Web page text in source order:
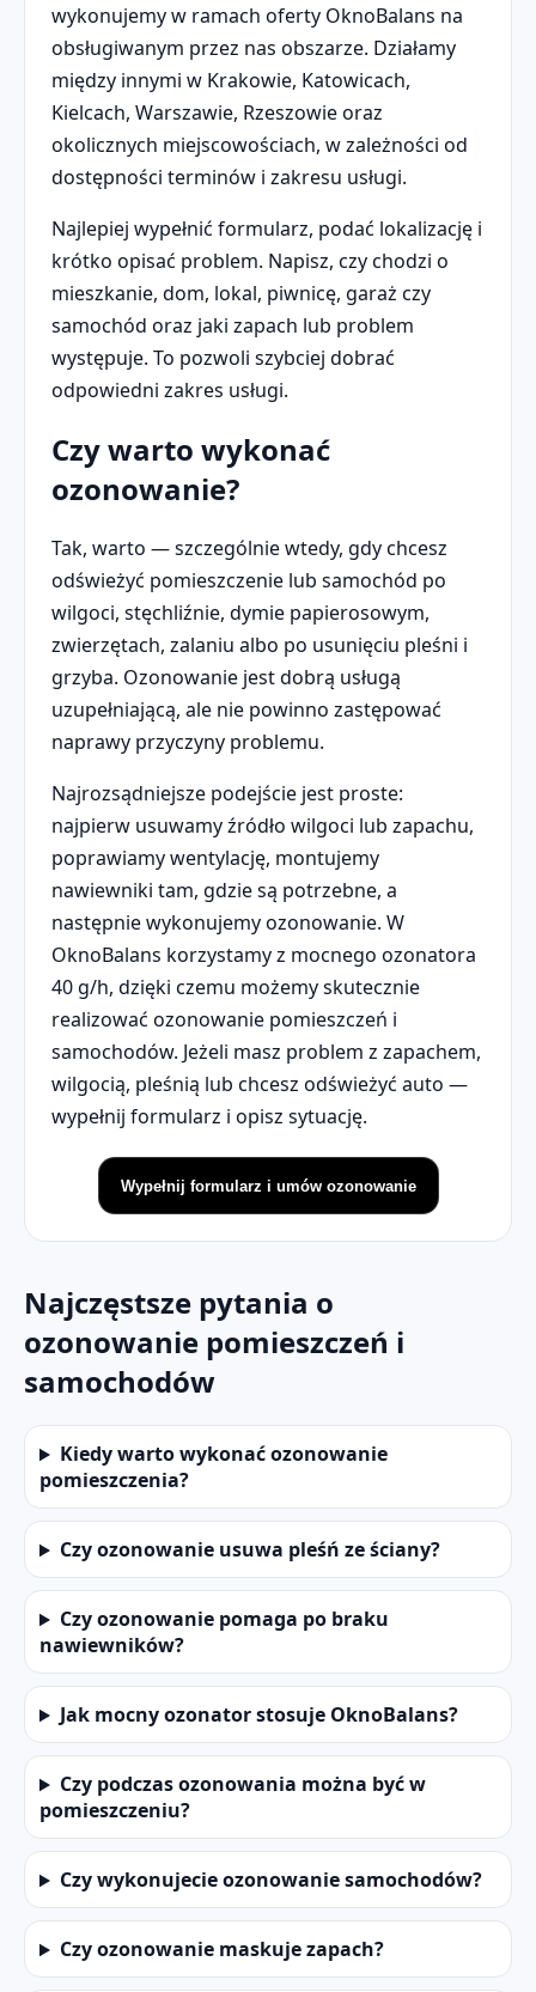
wykonujemy w ramach oferty OknoBalans na
obsługiwanym przez nas obszarze. Działamy
między innymi w Krakowie, Katowicach,
Kielcach, Warszawie, Rzeszowie oraz
okolicznych miejscowościach, w zależności od
dostępności terminów i zakresu usługi.
Najlepiej wypełnić formularz, podać lokalizację i
krótko opisać problem. Napisz, czy chodzi o
mieszkanie, dom, lokal, piwnicę, garaż czy
samochód oraz jaki zapach lub problem
występuje. To pozwoli szybciej dobrać
odpowiedni zakres usługi.
Czy warto wykonać
ozonowanie?
Tak, warto — szczególnie wtedy, gdy chcesz
odświeżyć pomieszczenie lub samochód po
wilgoci, stęchliźnie, dymie papierosowym,
zwierzętach, zalaniu albo po usunięciu pleśni i
grzyba. Ozonowanie jest dobrą usługą
uzupełniającą, ale nie powinno zastępować
naprawy przyczyny problemu.
Najrozsądniejsze podejście jest proste:
najpierw usuwamy źródło wilgoci lub zapachu,
poprawiamy wentylację, montujemy
nawiewniki tam, gdzie są potrzebne, a
następnie wykonujemy ozonowanie. W
OknoBalans korzystamy z mocnego ozonatora
40 g/h, dzięki czemu możemy skutecznie
realizować ozonowanie pomieszczeń i
samochodów. Jeżeli masz problem z zapachem,
wilgocią, pleśnią lub chcesz odświeżyć auto —
wypełnij formularz i opisz sytuację.
Wypełnij formularz i umów ozonowanie
Najczęstsze pytania o
ozonowanie pomieszczeń i
samochodów
Kiedy warto wykonać ozonowanie
pomieszczenia?
Czy ozonowanie usuwa pleśń ze ściany?
Czy ozonowanie pomaga po braku
nawiewników?
Jak mocny ozonator stosuje OknoBalans?
Czy podczas ozonowania można być w
pomieszczeniu?
Czy wykonujecie ozonowanie samochodów?
Czy ozonowanie maskuje zapach?